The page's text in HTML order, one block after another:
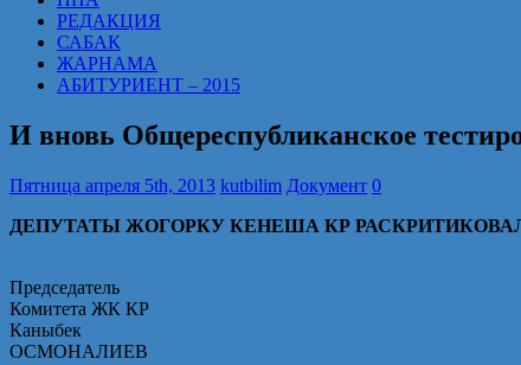
РЕДАКЦИЯ
САБАК
ЖАРНАМА
АБИТУРИЕНТ – 2015
И вновь Общереспубликанское
Пятница апреля 5th, 2013 kutbilim Документ 0
ДЕПУТАТЫ ЖОГОРКУ КЕНЕША КР
Председатель
Комитета ЖК КР
Каныбек
ОСМОНАЛИЕВ